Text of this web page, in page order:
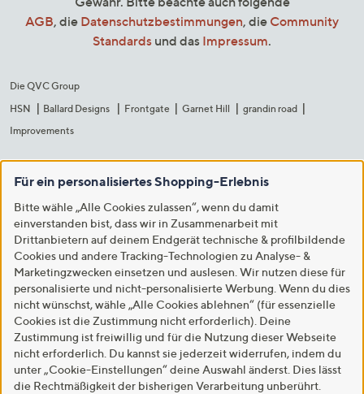
AGB, die Datenschutzbestimmungen, die Community
Standards und das Impressum.
Die QVC Group
HSN
Ballard Designs Frontgate Garnet Hill
grandin road
Improvements
Für ein personalisiertes Shopping-Erlebnis
Bitte wähle „Alle Cookies zulassen“, wenn du damit
einverstanden bist, dass wir in Zusammenarbeit mit
Drittanbietern auf deinem Endgerät technische & profilbildende
Cookies und andere Tracking-Technologien zu Analyse- &
Marketingzwecken einsetzen und auslesen. Wir nutzen diese für
personalisierte und nicht-personalisierte Werbung. Wenn du dies
nicht wünschst, wähle „Alle Cookies ablehnen“ (für essenzielle
Cookies ist die Zustimmung nicht erforderlich). Deine
Zustimmung ist freiwillig und für die Nutzung dieser Webseite
nicht erforderlich. Du kannst sie jederzeit widerrufen, indem du
unter „Cookie-Einstellungen“ deine Auswahl änderst. Dies lässt
die Rechtmäßigkeit der bisherigen Verarbeitung unberührt.